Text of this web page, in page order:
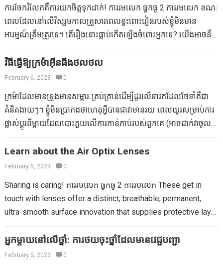
នៅពេលស្បូនត្រូវបានរំញោចមុនពេលមានផ្ទៃពោះដែលអាចមានឥទ្ធិពល
បំផ្លិចបំផ្លាញ។ ប៉ុន្តែចុះយ៉ាងណាចំពោះការបរិភោគឬការលេបត្រុនដែលមាន
រាងជាមណ្ឌ័រក្នុងទម្រង់ធម្មជាតិរបស់វា? ចម្អិនអាហារជាមួយរមៀតធ្វើជា
អស្ចារ្យមួយដើម្បីទទួលបានគ្រោះថ្នាក់នៃថ្នាំបំប៉នរមៀត។ នៅពេលដែល
បានយកដោយធម្មជាតិរួមជាមួយអាហាររមៀតអាចជួយគាំទ្រដល់សុខភាព
និងភាពធន់បានល្អ។ ទាក់ទង 6 មូលហេតុដែលអ្នកត្រូវការបូមធូលីឱ្យ
បានទៀងទាត់…
អនុញ្ញាតឱ្យអ្នកដំណើរការលឿននិងឆ្ងាយ។ អ្នកត្រូវបើកជ្រុងដោយលើកផ្នែក
ខាងមុខ។ យើងមានអ្នកគាំទ្រយ៉ាងច្រើននៃរឿងនេះសម្រាប់ទាំងការរត់ហាត់
ប្រាណនិងការងារដែលកំពុងដំណើរការនៅខាងក្រៅ។ Alec បានប្រើដើម្បី
Toddler ពាក្យសំដីរបស់គាត់។…
ការចែករំលែកគឺការយកចិត្តទុកដាក់! ការរមលេក ធ្វកធូ 2 ការរមលេក ខណៈ
ពេលដែលនៅលើវិស្សមកាលគ្រួសារពេលខ្លះពោះវៀនរបស់ខ្ញុំមិនមាន
អារម្មណ៍ត្រឹមត្រូវទេ។ តើរឿងនោះធ្លាប់កើតឡើងចំពោះអ្នកទេ? យើងអាចនឹង
ការឈឺចាប់ដូចខ្ញុំត្រូវទៅលេខ 2 ទោះយ៉ាងណានៅពេលដែលយើងទៅដល់
កន្លែងនៅសល់គ្មានអ្វីដែលនៅសល់គ្មានអ្វីកើតឡើងទេ។ ឬយើងនៅ
នៅខាងក្រៅបន្ទប់ទឹកផងដែរ។ ខ្ញុំប្រាកដថាអ្នកក៏ធ្លាប់មានបទពិសោធន៍នេះ
ដែរ។ នៅពេលអ្នកកែប្រែកាលវិភាគរបស់អ្នកការធ្វើដំណើរឬបរិភោគអាហារ
ប្រភេទផ្សេងៗគ្នាសាកសពត្រូវបានណែនាំអំពីអ្វីដែលបរទេស។ នេះជាញឹក
ទឹកឬបរិយាកាស (អ្នកស្រុកត្រូវបានប្រើប្រាស់វាទោះយ៉ាងណាវាអាចបង្កការ
បំផ្លិចបំផ្លាញលើពួកយើងដែលមិនមែនជាកន្លែងថ្មីជាពិសេសនៅពេលអ្នកធ្វើ
ដំណើរទៅបរទេស។ ប្រព័ន្ធ Forma ដែលមានសុខភាពល្អដែលមានសុខភាព
ល្អអាចជួយប្រយុទ្ធប្រឆាំងនឹង “មិនរាក់ទាក់” ដូច្នេះអ្នកមិនមានបទពិសោធន៍
ដែលមិនចាំបាច់ទេ។ ការគាំទ្ររបស់អ្នកទេសចររុក្ខជាតិដែលបានធ្វើឱ្យប្រសើរ
ស៊ីអេសអេសអេហ្វអេហ្វអេសអេហ្វអេសអេមអេមអេមអេមអេមអេមអេមអេម
អេមអេសដែលអាចជួយជម្រុញមីក្រូហិរញ្ញវត្ថុដើម្បីធានាថាអ្នកអាចតស៊ូនឹង
វិធីធ្វើឱ្យក្រម៉ាអ៊ីនធីងថលថល
February 6, 2023 0
ក្រម៉ាដែលមានទ្រូងមានសម្ភារៈគ្រប់គ្រាន់ដើម្បីដូរលើទារកដែលថែទាំគឺជា
គំនិតងាយៗ។ ខ្ញុំមិនប្រាកដថាហេតុអ្វីបានជាវាមានរយៈពេលយូរសម្រាប់ការ
ផ្លាស់ប្តូរពីម្តាយដែលបោះភួយលើការកាន់កាប់របស់ពួកគេ (អាចដាក់វាចូល
រដូវស្លឹកឈើជ្រុះដែលមិនមានរដូវស្លឹកឈើជ្រុះ។ បិទចាប់តាំងពីវានៅជុំវិញក
របស់អ្នក។ នេះជារបៀបធ្វើឱ្យក្រម៉ាភាពមិនចេះនិយាយទ្វេដងដែលជាគម្រប
ខ្សែ ខ្សែស្រឡាយដែលត្រូវគ្នា ជ្រើសរើសក្រណាត់ល្អបំផុត នៅពេលអ្នកចូល
ទៅកាន់ហាងលក់សម្ភារៈអ្វីដែលអ្នកកំពុងស្វែងរកគឺប៉ាក់មួយ។ សម្ភារៈប៉ាក់គឺ
លាតសន្ធឹងដូចជាអាវយឺតក៏ដូចជាពិបាកក្នុងការដេរយ៉ាងខ្លាំងទោះជា
ដែលពួកគេឆៅ។ ពួកគេគ្រាន់តែរមៀលឡើងក៏ដូចជាបាត់។ នៅពេលអ្នកទាញ
ដោយប្រុងប្រយ័ត្ននៅលើក្រណាត់នោះគែមនឹងរមៀល។ នៅទីនេះគែម
Learn about the Air Optix Lenses
February 5, 2023 0
Sharing is caring! ការរមលេក ធ្វកធូ 2 ការរមលេក These get in
touch with lenses offer a distinct, breathable, permanent,
ultra-smooth surface innovation that supplies protective layer
អ្នកម្តាយនៅលើថ្នាំ: ការថយចុះថ្នាំដែលមានវេជ្ជបញ្ជា
February 5, 2023 0